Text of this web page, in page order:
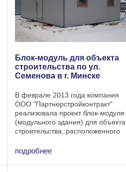
Блок-модуль для объекта
строительства по ул.
Семенова в г. Минске
В феврале 2013 года компания
ООО "Партнерстройконтракт"
реализовала проект блок-модуля
(модульного здания) для объекта
строительства, расположенного
Спецификация блок-модуля:
модуля: длина – 7,2 ...
подробнее